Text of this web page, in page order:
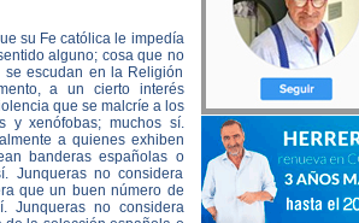
su Fe católica le impedía
alguno; cosa que no
escudan en la Religión
a un cierto interés
que se malcríe a los
y xenófobas; muchos sí.
a quienes exhiben
banderas españolas o
Junqueras no considera
que un buen número de
Junqueras no considera